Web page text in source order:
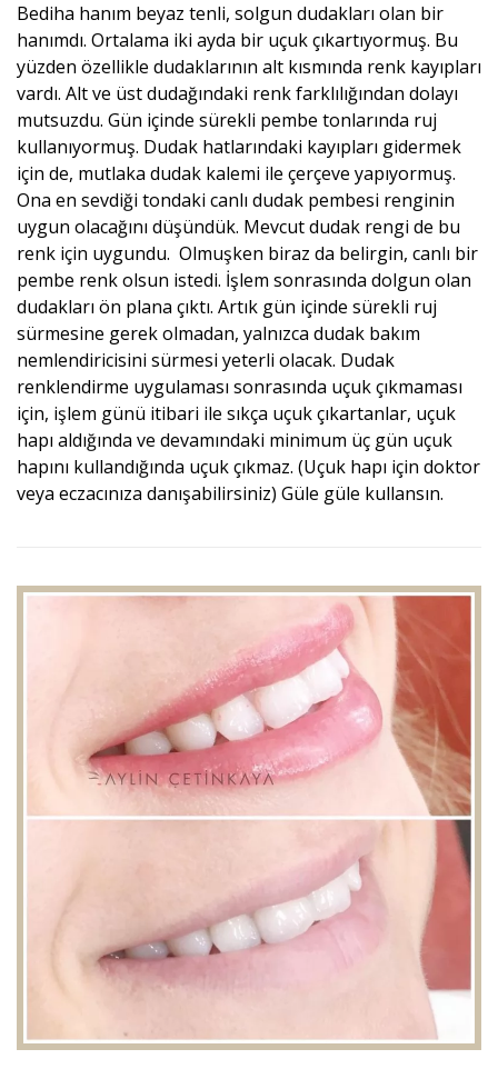
Bediha hanım beyaz tenli, solgun dudakları olan bir
hanımdı. Ortalama iki ayda bir uçuk çıkartıyormuş. Bu
yüzden özellikle dudaklarının alt kısmında renk kayıpları
vardı. Alt ve üst dudağındaki renk farklılığından dolayı
mutsuzdu. Gün içinde sürekli pembe tonlarında ruj
kullanıyormuş. Dudak hatlarındaki kayıpları gidermek
için de, mutlaka dudak kalemi ile çerçeve yapıyormuş.
Ona en sevdiği tondaki canlı dudak pembesi renginin
uygun olacağını düşündük. Mevcut dudak rengi de bu
renk için uygundu. Olmuşken biraz da belirgin, canlı bir
pembe renk olsun istedi. İşlem sonrasında dolgun olan
dudakları ön plana çıktı. Artık gün içinde sürekli ruj
sürmesine gerek olmadan, yalnızca dudak bakım
nemlendiricisini sürmesi yeterli olacak. Dudak
renklendirme uygulaması sonrasında uçuk çıkmaması
için, işlem günü itibari ile sıkça uçuk çıkartanlar, uçuk
hapı aldığında ve devamındaki minimum üç gün uçuk
hapını kullandığında uçuk çıkmaz. (Uçuk hapı için doktor
veya eczacınıza danışabilirsiniz) Güle güle kullansın.